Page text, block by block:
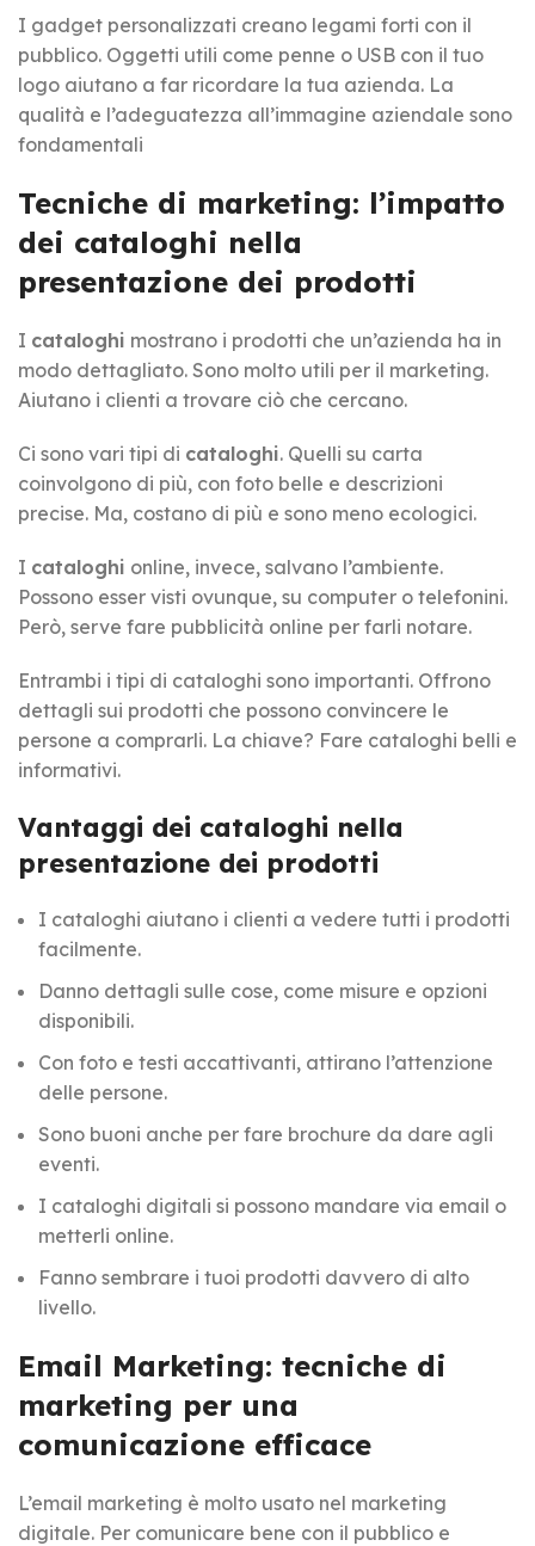
I gadget personalizzati creano legami forti con il
pubblico. Oggetti utili come penne o USB con il tuo
logo aiutano a far ricordare la tua azienda. La
qualità e l’adeguatezza all’immagine aziendale sono
fondamentali
Tecniche di marketing: l’impatto
dei cataloghi nella
presentazione dei prodotti
I cataloghi mostrano i prodotti che un’azienda ha in
modo dettagliato. Sono molto utili per il marketing.
Aiutano i clienti a trovare ciò che cercano.
Ci sono vari tipi di cataloghi. Quelli su carta
coinvolgono di più, con foto belle e descrizioni
precise. Ma, costano di più e sono meno ecologici.
I cataloghi online, invece, salvano l’ambiente.
Possono esser visti ovunque, su computer o telefonini.
Però, serve fare pubblicità online per farli notare.
Entrambi i tipi di cataloghi sono importanti. Offrono
dettagli sui prodotti che possono convincere le
persone a comprarli. La chiave? Fare cataloghi belli e
informativi.
Vantaggi dei cataloghi nella
presentazione dei prodotti
I cataloghi aiutano i clienti a vedere tutti i prodotti
facilmente.
Danno dettagli sulle cose, come misure e opzioni
disponibili.
Con foto e testi accattivanti, attirano l’attenzione
delle persone.
Sono buoni anche per fare brochure da dare agli
eventi.
I cataloghi digitali si possono mandare via email o
metterli online.
Fanno sembrare i tuoi prodotti davvero di alto
livello.
Email Marketing: tecniche di
marketing per una
comunicazione efficace
L’email marketing è molto usato nel marketing
digitale. Per comunicare bene con il pubblico e